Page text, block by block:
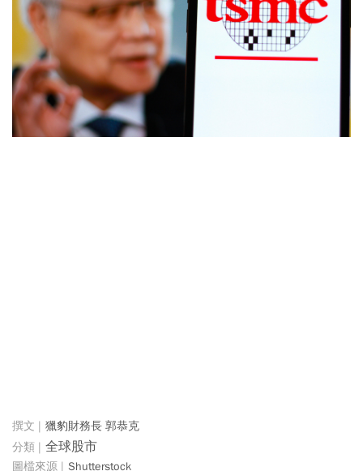
獵豹財務長 郭恭克
全球股市
Shutterstock